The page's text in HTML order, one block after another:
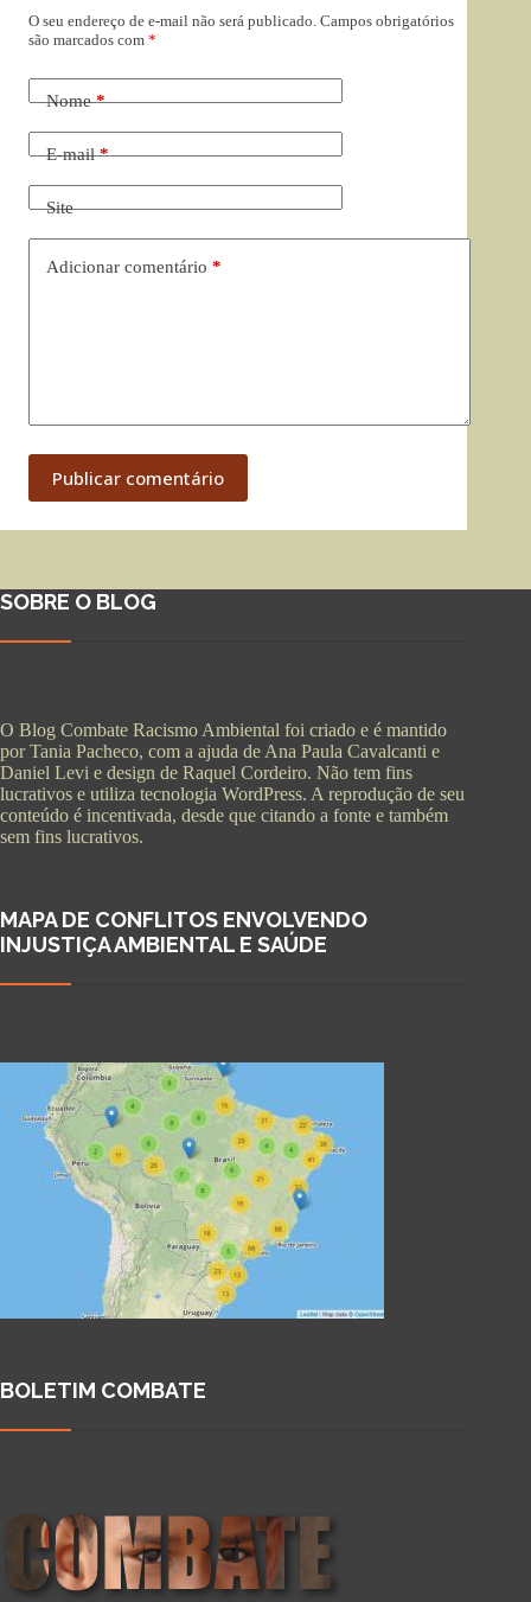
O seu endereço de e-mail não será publicado. Campos obrigatórios
são marcados com *
Nome*
E-mail*
Site
Adicionar comentário *
Publicar comentário
SOBRE O BLOG
O Blog Combate Racismo Ambiental foi criado e é mantido
por Tania Pacheco, com a ajuda de Ana Paula Cavalcanti e
Daniel Levi e design de Raquel Cordeiro. Não tem fins
lucrativos e utiliza tecnologia WordPress. A reprodução de seu
conteúdo é incentivada, desde que citando a fonte e também
sem fins lucrativos.
MAPA DE CONFLITOS ENVOLVENDO
INJUSTIÇA AMBIENTAL E SAÚDE
BOLETIM COMBATE